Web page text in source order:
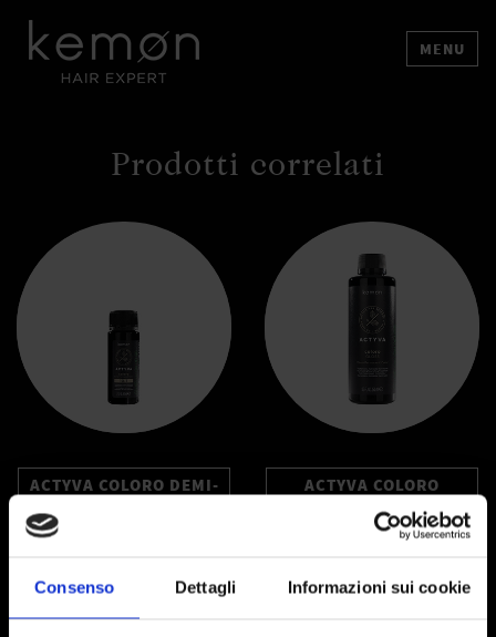
Consenso Dettagli Informazioni sui cookie
MENU
Prodotti correlati
ACTYVA COLORO DEMI-
ACTYVA COLORO
GLOSS
250 ml